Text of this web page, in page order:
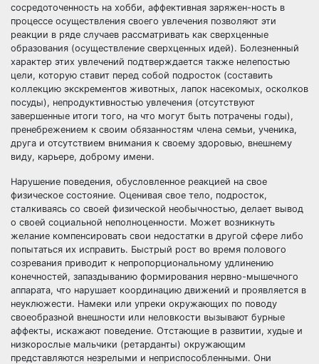
сосредоточенность на хобби, аффективная заряжен-ность в
процессе осуществления своего увлечения позволяют эти
реакции в ряде случаев рассматривать как сверхценные
образования (осуществление сверхценных идей). Болезненный
характер этих увлечений подтверждается также нелепостью
цели, которую ставит перед собой подросток (составить
коллекцию экскрементов животных, лапок насекомых, осколков
посуды), непродуктивностью увлечения (отсутствуют
завершенные итоги того, на что могут быть потрачены годы),
пренебрежением к своим обязанностям члена семьи, ученика,
друга и отсутствием внимания к своему здоровью, внешнему
виду, карьере, доброму имени.
Нарушение поведения, обусловленное реакцией на свое
физическое состояние. Оценивая свое тело, подросток,
сталкиваясь со своей физической необычностью, делает вывод
о своей социальной неполноценности. Может возникнуть
желание компенсировать свои недостатки в другой сфере либо
попытаться их исправить. Быстрый рост во время полового
созревания приводит к непропорциональному удлинению
конечностей, запаздыванию формирования нервно-мышечного
аппарата, что нарушает координацию движений и проявляется в
неуклюжести. Намеки или упреки окружающих по поводу
своеобразной внешности или неловкости вызывают бурные
аффекты, искажают поведение. Отстающие в развитии, худые и
низкорослые мальчики (ретарданты) окружающим
представляются незрелыми и неприспособленными. Они